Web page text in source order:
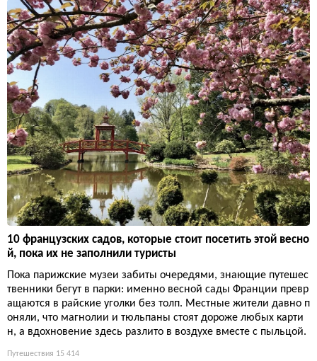
10 французских садов, которые стоит посетить этой весно
й, пока их не заполнили туристы
Пока парижские музеи забиты очередями, знающие путешес
твенники бегут в парки: именно весной сады Франции превр
ащаются в райские уголки без толп. Местные жители давно п
оняли, что магнолии и тюльпаны стоят дороже любых карти
н, а вдохновение здесь разлито в воздухе вместе с пыльцой.
Путешествия 15 414